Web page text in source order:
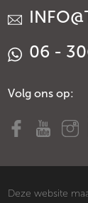
06 -
Volg ons op:
Deze website